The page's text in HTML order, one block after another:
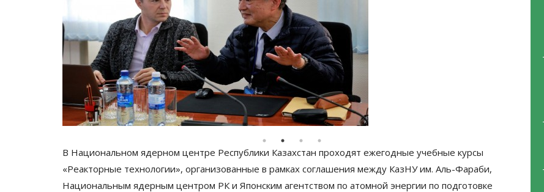
В Национальном ядерном центре Республики Казахстан проходят ежегодные учебные курсы
«Реакторные технологии», организованные в рамках соглашения между КазНУ им. Аль-Фараби,
Национальным ядерным центром РК и Японским агентством по атомной энергии по подготовке